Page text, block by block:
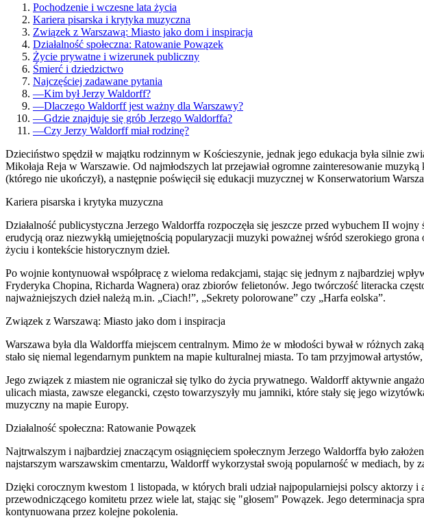
Pochodzenie i wczesne lata życia
Kariera pisarska i krytyka muzyczna
Związek z Warszawą: Miasto jako dom i inspiracja
Działalność społeczna: Ratowanie Powązek
Życie prywatne i wizerunek publiczny
Śmierć i dziedzictwo
Najczęściej zadawane pytania
—Kim był Jerzy Waldorff?
—Dlaczego Waldorff jest ważny dla Warszawy?
—Gdzie znajduje się grób Jerzego Waldorffa?
—Czy Jerzy Waldorff miał rodzinę?
Dzieciństwo spędził w majątku rodzinnym w Kościeszynie, jednak jego edukacja była silnie
Mikołaja Reja w Warszawie. Od najmłodszych lat przejawiał ogromne zainteresowanie
(którego nie ukończył), a następnie poświęcił się edukacji muzycznej w Konserwatorium
Kariera pisarska i krytyka muzyczna
Działalność publicystyczna Jerzego Waldorffa rozpoczęła się jeszcze przed wybuchem II
erudycją oraz niezwykłą umiejętnością popularyzacji muzyki poważnej wśród szerokiego
życiu i kontekście historycznym dzieł.
Po wojnie kontynuował współpracę z wieloma redakcjami, stając się jednym z najbardziej
Fryderyka Chopina, Richarda Wagnera) oraz zbiorów felietonów. Jego twórczość literacka
najważniejszych dzieł należą m.in. „Ciach!”, „Sekrety polorowane” czy „Harfa eolska”.
Związek z Warszawą: Miasto jako dom i inspiracja
Warszawa była dla Waldorffa miejscem centralnym. Mimo że w młodości bywał w różnych
stało się niemal legendarnym punktem na mapie kulturalnej miasta. To tam przyjmował
Jego związek z miastem nie ograniczał się tylko do życia prywatnego. Waldorff aktywnie
ulicach miasta, zawsze elegancki, często towarzyszyły mu jamniki, które stały się jego
muzyczny na mapie Europy.
Działalność społeczna: Ratowanie Powązek
Najtrwalszym i najbardziej znaczącym osiągnięciem społecznym Jerzego Waldorffa było
najstarszym warszawskim cmentarzu, Waldorff wykorzystał swoją popularność w mediach,
Dzięki corocznym kwestom 1 listopada, w których brali udział najpopularniejsi polscy aktorzy
przewodniczącego komitetu przez wiele lat, stając się "głosem" Powązek. Jego determinacja
kontynuowana przez kolejne pokolenia.